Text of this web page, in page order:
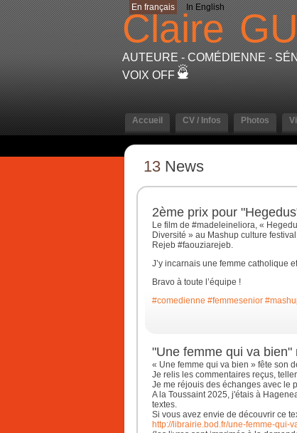
En français In English
Claire
AUTEURE - COMÉDIENNE -
VOIX OFF
Accueil CV / Infos Photos
13 News
2ème prix pour
Le film de #madeleineliora, «
Diversité » au Mashup culture
Rejeb #faouziarejeb.
J’y incarnais une femme catholique
Bravo à toute l’équipe !
#comedienne #femmesenior
"Une femme qui va
« Une femme qui va bien » fête son
Je relis les commentaires reçus,
Je me réjouis des échanges avec le
A la Toussaint 2025, j'étais à
textes.
Si vous avez envie de découvrir ce
http://librairie.bod.fr/une-femme-qui-